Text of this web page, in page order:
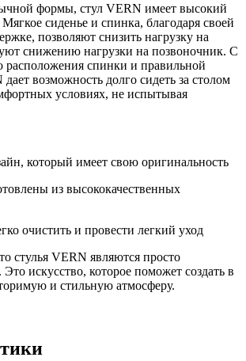
формы, стул VERN имеет высокий
сиденье и спинка, благодаря своей
позволяют снизить нагрузку на
снижению нагрузки на позвоночник. С
спинки и правильной
возможность долго сидеть за столом
условиях, не испытывая
который имеет свою оригинальность
из высококачественных
очистить и провести легкий уход
стулья VERN являются просто
искусство, которое поможет создать в
и стильную атмосферу.